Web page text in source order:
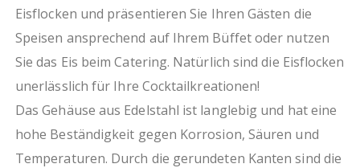
Eisflocken und präsentieren Sie Ihren Gästen die
Speisen ansprechend auf Ihrem Büffet oder nutzen
Sie das Eis beim Catering. Natürlich sind die Eisflocken
unerlässlich für Ihre Cocktailkreationen!
Das Gehäuse aus Edelstahl ist langlebig und hat eine
hohe Beständigkeit gegen Korrosion, Säuren und
Temperaturen. Durch die gerundeten Kanten sind die